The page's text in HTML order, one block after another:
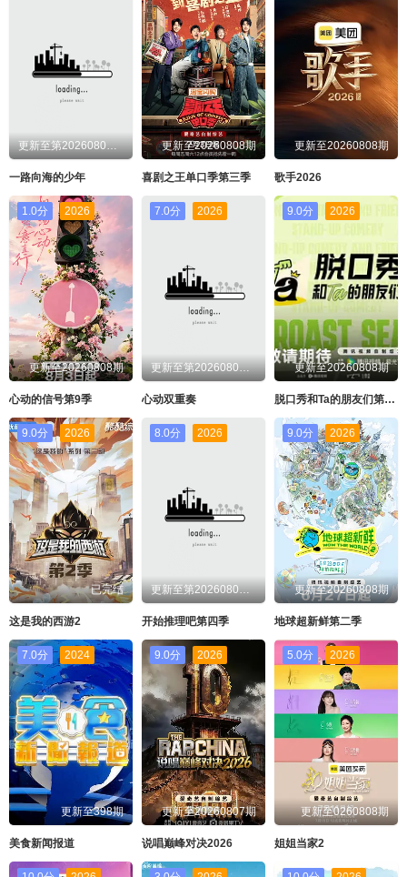
更新至第20260808期
一路向海的少年
更新至20260808期
喜剧之王单口季第三季
更新至20260808期
歌手2026
1.0分 2026
更新至20260808期
心动的信号第9季
7.0分 2026
更新至第20260808期
心动双重奏
9.0分 2026
更新至20260808期
脱口秀和Ta的朋友们第三季
9.0分 2026
已完结
这是我的西游2
8.0分 2026
更新至第20260807期
开始推理吧第四季
9.0分 2026
更新至20260808期
地球超新鲜第二季
7.0分 2024
更新至398期
美食新闻报道
9.0分 2026
更新至20260807期
说唱巅峰对决2026
5.0分 2026
更新至0260808期
姐姐当家2